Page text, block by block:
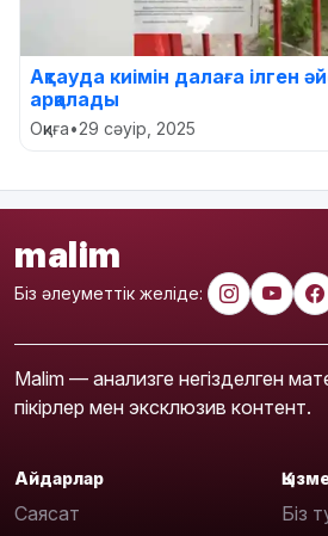
Ақтауда киімін далаға ілген
арқалады
Оқиға•29 сәуір, 2025
malim
Біз әлеуметтік желіде:
Malim — анализге негізделген
пікірлер мен эксклюзив контент.
Айдарлар
Саясат
Біз